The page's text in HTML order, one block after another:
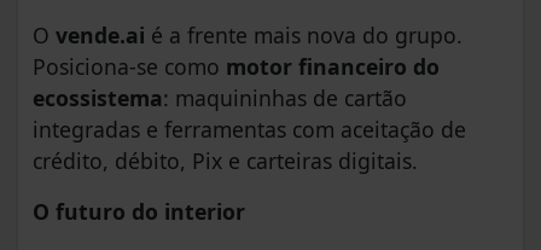
O vende.ai é a frente mais nova do grupo.
Posiciona-se como motor financeiro do
ecossistema: maquininhas de cartão
integradas e ferramentas com aceitação de
crédito, débito, Pix e carteiras digitais.
O futuro do interior